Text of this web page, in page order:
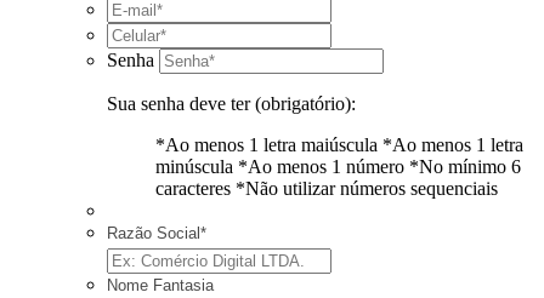
Senha
Sua senha deve ter (obrigatório):
*Ao menos 1 letra maiúscula *Ao menos 1 letra
minúscula *Ao menos 1 número *No mínimo 6
caracteres *Não utilizar números sequenciais
Razão Social*
Nome Fantasia